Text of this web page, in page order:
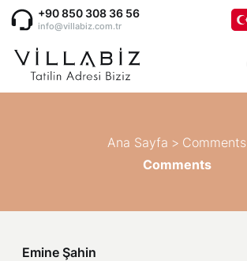
+90 850 308 36 56
info@villabiz.com.tr
Home Page
Regions
Ana Sayfa > Comments
Comments
Emine Şahin